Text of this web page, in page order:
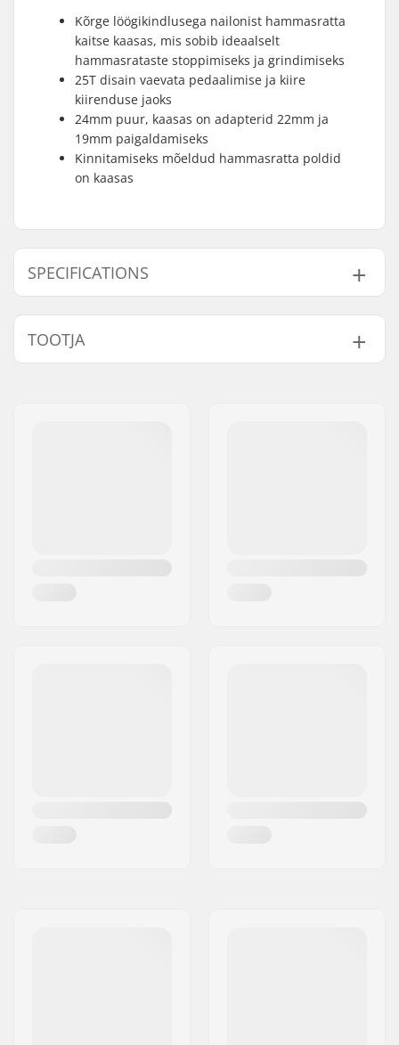
Kõrge löögikindlusega nailonist hammasratta
kaitse kaasas, mis sobib ideaalselt
hammasrataste stoppimiseks ja grindimiseks
25T disain vaevata pedaalimise ja kiire
kiirenduse jaoks
24mm puur, kaasas on adapterid 22mm ja
19mm paigaldamiseks
Kinnitamiseks mõeldud hammasratta poldid
on kaasas
SPECIFICATIONS
Hammaste arv:
25T
Hammasratta
paigaldamine:
Bolt Drive
TOOTJA